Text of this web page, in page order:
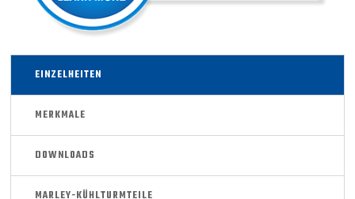
EINZELHEITEN
MERKMALE
DOWNLOADS
MARLEY-KÜHLTURMTEILE